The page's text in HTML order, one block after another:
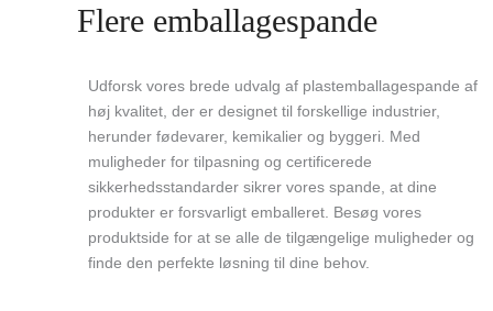
Flere emballagespande
Udforsk vores brede udvalg af plastemballagespande af
høj kvalitet, der er designet til forskellige industrier,
herunder fødevarer, kemikalier og byggeri. Med
muligheder for tilpasning og certificerede
sikkerhedsstandarder sikrer vores spande, at dine
produkter er forsvarligt emballeret. Besøg vores
produktside for at se alle de tilgængelige muligheder og
finde den perfekte løsning til dine behov.